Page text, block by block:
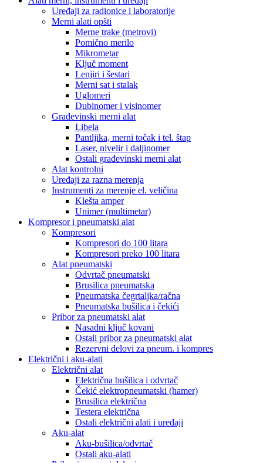
Uređaji za radionice i laboratorije
Merni alati opšti
Merne trake (metrovi)
Pomično merilo
Mikrometar
Ključ moment
Lenjiri i šestari
Merni sat i stalak
Uglomeri
Dubinomer i visinomer
Građevinski merni alat
Libela
Pantljika, merni točak i tel. štap
Laser, nivelir i daljinomer
Ostali građevinski merni alat
Alat kontrolni
Uređaji za razna merenja
Instrumenti za merenje el. veličina
Klešta amper
Unimer (multimetar)
Kompresor i pneumatski alat
Kompresori
Kompresori do 100 litara
Kompresori preko 100 litara
Alat pneumatski
Odvrtač pneumatski
Brusilica pneumatska
Pneumatska čegrtaljka/račna
Pneumatska bušilica i čekići
Pribor za pneumatski alat
Nasadni ključ kovani
Ostali pribor za pneumatski alat
Rezervni delovi za pneum. i kompres
Električni i aku-alati
Električni alat
Električna bušilica i odvrtač
Čekić elektropneumatski (hamer)
Brusilica električna
Testera električna
Ostali električni alati i uređaji
Aku-alat
Aku-bušilica/odvrtač
Ostali aku-alati